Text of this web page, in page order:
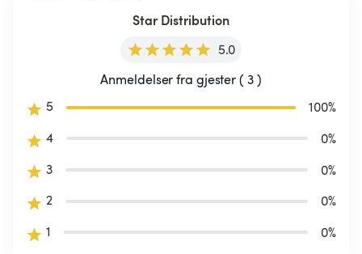
Star Distribution
5.0
Anmeldelser fra gjester ( 3 )
5
100%
4
0%
3
0%
2
0%
1
0%